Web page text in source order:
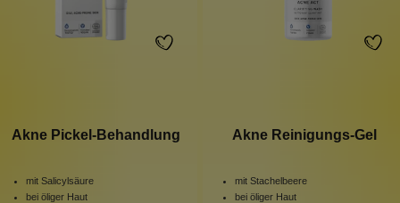
Akne Pickel-Behandlung
mit Salicylsäure
bei öliger Haut
Akne Reinigungs-Gel
mit Stachelbeere
bei öliger Haut